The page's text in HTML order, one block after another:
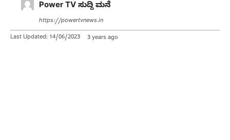
Power TV ಸುದ್ದಿ ಮನೆ
https://powertvnews.in
Last Updated: 14/06/2023 3 years ago